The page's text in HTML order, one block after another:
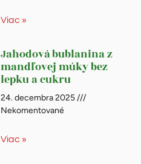
Viac »
Jahodová bublanina z
mandľovej múky bez
lepku a cukru
24. decembra 2025
Nekomentované
Viac »